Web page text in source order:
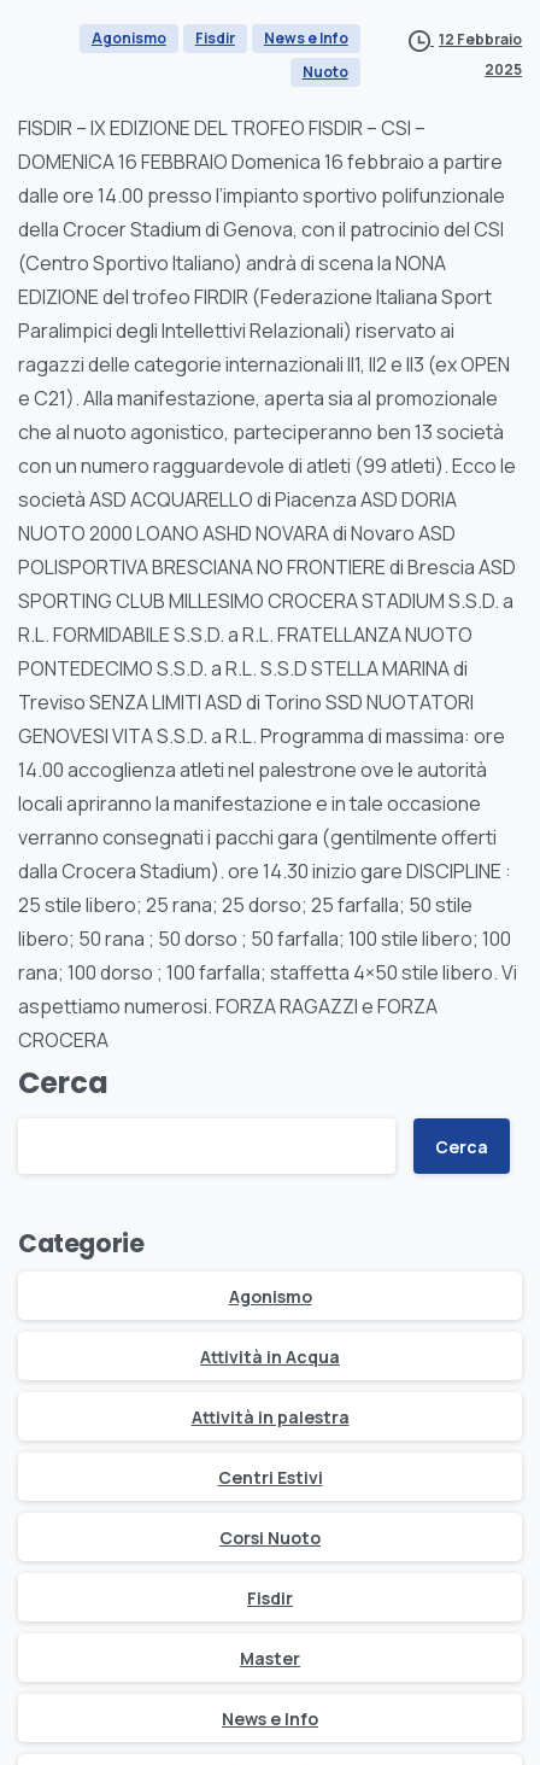
Agonismo Fisdir
News e Info
Nuoto
12 Febbraio
2025
FISDIR – IX EDIZIONE DEL TROFEO FISDIR – CSI –
DOMENICA 16 FEBBRAIO Domenica 16 febbraio a partire
dalle ore 14.00 presso l’impianto sportivo polifunzionale
della Crocer Stadium di Genova, con il patrocinio del CSI
(Centro Sportivo Italiano) andrà di scena la NONA
EDIZIONE del trofeo FIRDIR (Federazione Italiana Sport
Paralimpici degli Intellettivi Relazionali) riservato ai
ragazzi delle categorie internazionali II1, II2 e II3 (ex OPEN
e C21). Alla manifestazione, aperta sia al promozionale
che al nuoto agonistico, parteciperanno ben 13 società
con un numero ragguardevole di atleti (99 atleti). Ecco le
società ASD ACQUARELLO di Piacenza ASD DORIA
NUOTO 2000 LOANO ASHD NOVARA di Novaro ASD
POLISPORTIVA BRESCIANA NO FRONTIERE di Brescia ASD
SPORTING CLUB MILLESIMO CROCERA STADIUM S.S.D. a
R.L. FORMIDABILE S.S.D. a R.L. FRATELLANZA NUOTO
PONTEDECIMO S.S.D. a R.L. S.S.D STELLA MARINA di
Treviso SENZA LIMITI ASD di Torino SSD NUOTATORI
GENOVESI VITA S.S.D. a R.L. Programma di massima: ore
14.00 accoglienza atleti nel palestrone ove le autorità
locali apriranno la manifestazione e in tale occasione
verranno consegnati i pacchi gara (gentilmente offerti
dalla Crocera Stadium). ore 14.30 inizio gare DISCIPLINE :
25 stile libero; 25 rana; 25 dorso; 25 farfalla; 50 stile
libero; 50 rana ; 50 dorso ; 50 farfalla; 100 stile libero; 100
rana; 100 dorso ; 100 farfalla; staffetta 4×50 stile libero. Vi
aspettiamo numerosi. FORZA RAGAZZI e FORZA
CROCERA
Cerca
Cerca
Categorie
Agonismo
Attività in Acqua
Attività in palestra
Centri Estivi
Corsi Nuoto
Fisdir
Master
News e Info